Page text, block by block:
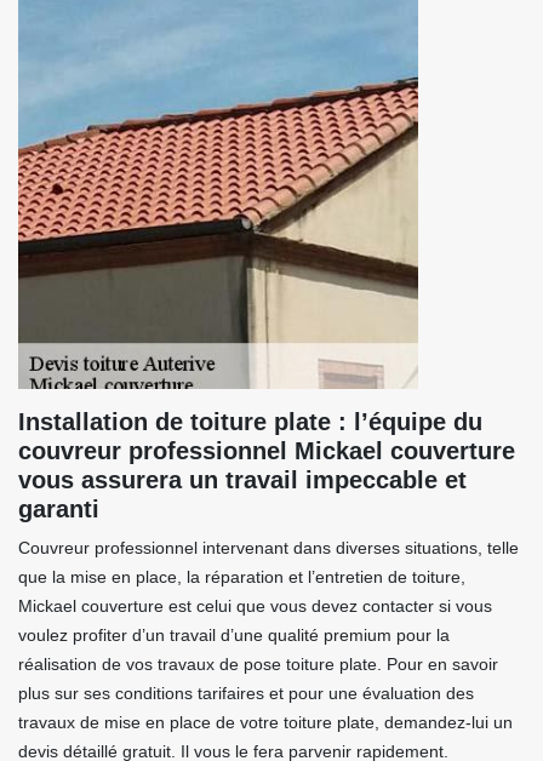
Installation de toiture plate : l’équipe du
couvreur professionnel Mickael couverture
vous assurera un travail impeccable et
garanti
Couvreur professionnel intervenant dans diverses situations, telle
que la mise en place, la réparation et l’entretien de toiture,
Mickael couverture est celui que vous devez contacter si vous
voulez profiter d’un travail d’une qualité premium pour la
réalisation de vos travaux de pose toiture plate. Pour en savoir
plus sur ses conditions tarifaires et pour une évaluation des
travaux de mise en place de votre toiture plate, demandez-lui un
devis détaillé gratuit. Il vous le fera parvenir rapidement.